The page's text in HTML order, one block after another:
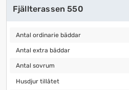
Fjällterassen 550
Antal ordinarie bäddar
Antal ordinarie bäddar
Antal extra bäddar
Antal extra bäddar
Antal sovrum
Antal sovrum
Husdjur tillåtet
Husdjur tillåtet